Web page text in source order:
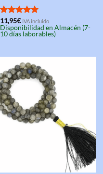
Valorado
con5.00
de 5
11,95€ IVA incluido
Disponibilidad en Almacén (7-
10 días laborables)